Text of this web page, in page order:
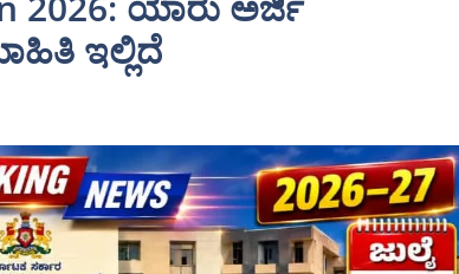
ಇಲ್ಲಿದೆ